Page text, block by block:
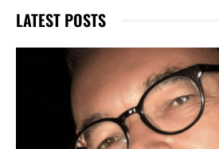
LATEST POSTS